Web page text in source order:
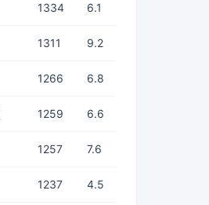
1334 6.1
1311 9.2
1266 6.8
1259 6.6
1257 7.6
1237 4.5